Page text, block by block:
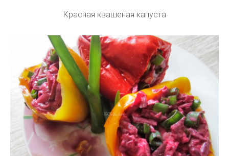
Красная квашеная капуста